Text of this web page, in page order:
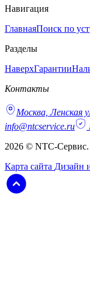
Навигация
ГлавнаяПоиск по
Разделы
НаверхГарантии
Контакты
Москва, Ленская
info@ntcservice.ru
2026 © NTC-
Карта сайта Дизайн